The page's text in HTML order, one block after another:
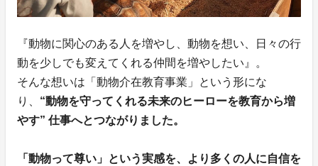
『動物に関心のある人を増やし、動物を想い、日々の行
動を少しでも変えてくれる仲間を増やしたい』。
そんな想いは「動物介在教育事業」という形にな
り、 “動物を守ってくれる未来のヒーローを教育から増
やす” 仕事へとつながりました。
「動物って尊い」という実感を、より多くの人に自信を